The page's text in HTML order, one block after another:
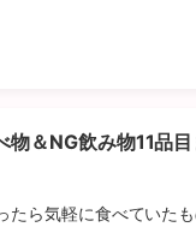
物＆NG飲み物11品
たら気軽に食べていた